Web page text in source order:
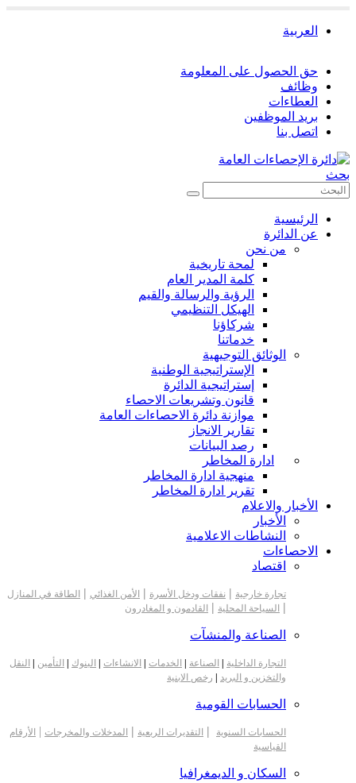
العربية
حق الحصول على المعلومة
وظائف
العطاءات
بريد الموظفين
اتصل بنا
بحث
الرئيسية
عن الدائرة
من نحن
لمحة تاريخية
كلمة المدير العام
الرؤية والرسالة والقيم
الهيكل التنظيمي
شركاؤنا
خدماتنا
الوثائق التوجيهية
الإستراتيجية الوطنية
إستراتيجية الدائرة
قانون وتشريعات الاحصاء
موازنة دائرة الاحصاءات العامة
تقارير الانجاز
رصد البيانات
ادارة المخاطر
منهجية ادارة المخاطر
تقرير ادارة المخاطر
الأخبار والاعلام
الأخبار
النشاطات الاعلامية
الاحصاءات
اقتصاد
تجارة خارجية | نفقات ودخل الأسرة | الأمن الغذائي | الطاقة في المنازل
| السياحة المحلية | القادمون و المغادرون
الصناعة والمنشآت
التجارة الداخلية الصناعة الخدمات الانشاءات البنوك التأمين
النقل
والتخزين و البريد
رخص الابنية
الحسابات القومية
الحسابات السنوية | التقديرات الربعية | المدخلات والمخرجات |
الأرقام
القياسية
السكان و الديمغرافيا